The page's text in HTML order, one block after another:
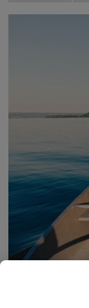
scăzute, să ne
medicament